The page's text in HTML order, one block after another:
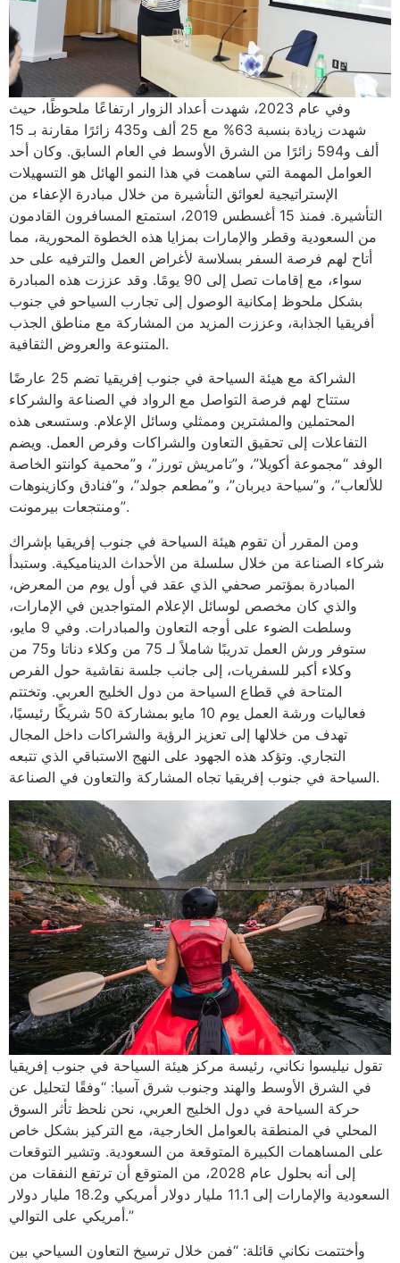
وفي عام 2023، شهدت أعداد الزوار ارتفاعًا ملحوظًا، حيث
شهدت زيادة بنسبة 63% مع 25 ألف و435 زائرًا مقارنة بـ 15
ألف و594 زائرًا من الشرق الأوسط في العام السابق. وكان أحد
العوامل المهمة التي ساهمت في هذا النمو الهائل هو التسهيلات
الإستراتيجية لعوائق التأشيرة من خلال مبادرة الإعفاء من
التأشيرة. فمنذ 15 أغسطس 2019، استمتع المسافرون القادمون
من السعودية وقطر والإمارات بمزايا هذه الخطوة المحورية، مما
أتاح لهم فرصة السفر بسلاسة لأغراض العمل والترفيه على حد
سواء، مع إقامات تصل إلى 90 يومًا. وقد عززت هذه المبادرة
بشكل ملحوظ إمكانية الوصول إلى تجارب السياحو في جنوب
أفريقيا الجذابة، وعززت المزيد من المشاركة مع مناطق الجذب
المتنوعة والعروض الثقافية.
الشراكة مع هيئة السياحة في جنوب إفريقيا تضم 25 عارضًا
ستتاح لهم فرصة التواصل مع الرواد في الصناعة والشركاء
المحتملين والمشترين وممثلي وسائل الإعلام. وستسعى هذه
التفاعلات إلى تحقيق التعاون والشراكات وفرص العمل. ويضم
الوفد “مجموعة أكويلا”، و”تامريش تورز”، و”محمية كوانتو الخاصة
للألعاب”، و”سياحة ديربان”، و”مطعم جولد”، و”فنادق وكازينوهات
ومنتجعات بيرمونت”.
ومن المقرر أن تقوم هيئة السياحة في جنوب إفريقيا بإشراك
شركاء الصناعة من خلال سلسلة من الأحداث الديناميكية. وستبدأ
المبادرة بمؤتمر صحفي الذي عقد في أول يوم من المعرض،
والذي كان مخصص لوسائل الإعلام المتواجدين في الإمارات،
وسلطت الضوء على أوجه التعاون والمبادرات. وفي 9 مايو،
ستوفر ورش العمل تدريبًا شاملاً لـ 75 من وكلاء دناتا و75 من
وكلاء أكبر للسفريات، إلى جانب جلسة نقاشية حول الفرص
المتاحة في قطاع السياحة من دول الخليج العربي. وتختتم
فعاليات ورشة العمل يوم 10 مايو بمشاركة 50 شريكًا رئيسيًا،
تهدف من خلالها إلى تعزيز الرؤية والشراكات داخل المجال
التجاري. وتؤكد هذه الجهود على النهج الاستباقي الذي تتبعه
السياحة في جنوب إفريقيا تجاه المشاركة والتعاون في الصناعة.
تقول نيليسوا نكاني، رئيسة مركز هيئة السياحة في جنوب إفريقيا
في الشرق الأوسط والهند وجنوب شرق آسيا: “وفقًا لتحليل عن
حركة السياحة في دول الخليج العربي، نحن نلحظ تأثر السوق
المحلي في المنطقة بالعوامل الخارجية، مع التركيز بشكل خاص
على المساهمات الكبيرة المتوقعة من السعودية. وتشير التوقعات
إلى أنه بحلول عام 2028، من المتوقع أن ترتفع النفقات من
السعودية والإمارات إلى 11.1 مليار دولار أمريكي و18.2 مليار دولار
أمريكي على التوالي.”
وأختتمت نكاني قائلة: “فمن خلال ترسيخ التعاون السياحي بين